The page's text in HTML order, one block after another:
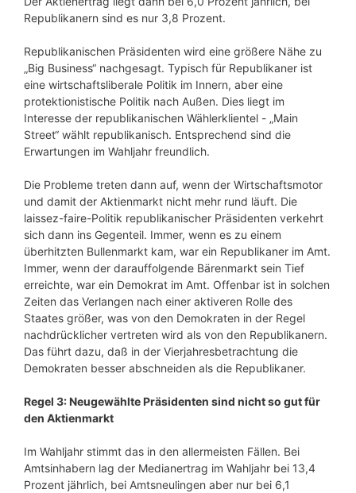
Republikanern sind es nur 3,8 Prozent.
Republikanischen Präsidenten wird eine größere Nähe zu
„Big Business“ nachgesagt. Typisch für Republikaner ist
eine wirtschaftsliberale Politik im Innern, aber eine
protektionistische Politik nach Außen. Dies liegt im
Interesse der republikanischen Wählerklientel - „Main
Street“ wählt republikanisch. Entsprechend sind die
Erwartungen im Wahljahr freundlich.
Die Probleme treten dann auf, wenn der Wirtschaftsmotor
und damit der Aktienmarkt nicht mehr rund läuft. Die
laissez-faire-Politik republikanischer Präsidenten verkehrt
sich dann ins Gegenteil. Immer, wenn es zu einem
überhitzten Bullenmarkt kam, war ein Republikaner im Amt.
Immer, wenn der darauffolgende Bärenmarkt sein Tief
erreichte, war ein Demokrat im Amt. Offenbar ist in solchen
Zeiten das Verlangen nach einer aktiveren Rolle des
Staates größer, was von den Demokraten in der Regel
nachdrücklicher vertreten wird als von den Republikanern.
Das führt dazu, daß in der Vierjahresbetrachtung die
Demokraten besser abschneiden als die Republikaner.
Regel 3: Neugewählte Präsidenten sind nicht so gut für
den Aktienmarkt
Im Wahljahr stimmt das in den allermeisten Fällen. Bei
Amtsinhabern lag der Medianertrag im Wahljahr bei 13,4
Prozent jährlich, bei Amtsneulingen aber nur bei 6,1